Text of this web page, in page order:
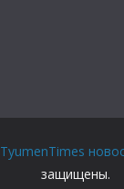
TyumenTimes
защищены.